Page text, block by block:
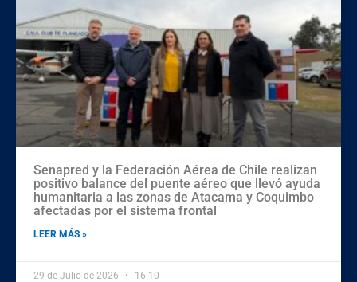
Senapred y la Federación Aérea de Chile realizan
positivo balance del puente aéreo que llevó ayuda
humanitaria a las zonas de Atacama y Coquimbo
afectadas por el sistema frontal
LEER MÁS »
29 de Julio de 2026 16:10